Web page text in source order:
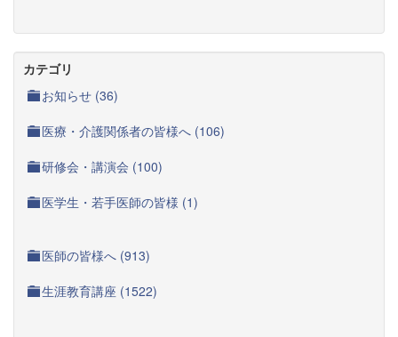
カテゴリ
お知らせ (36)
医療・介護関係者の皆様へ (106)
研修会・講演会 (100)
医学生・若手医師の皆様 (1)
医師の皆様へ (913)
生涯教育講座 (1522)